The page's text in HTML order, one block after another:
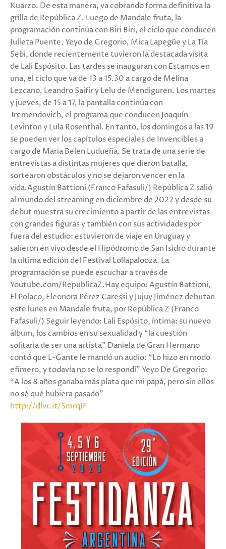
Kuarzo. De esta manera, va cobrando forma definitiva la
grilla de República Z. Luego de Mandale fruta, la
programación continúa con Biri Biri, el ciclo que conducen
Julieta Puente, Yeyo de Gregorio, Mica Lapegüe y La Tía
Sebi, donde recientemente tuvieron la destacada visita
de Lali Espósito. Las tardes se inauguran con Estamos en
una, el ciclo que va de 13 a 15.30 a cargo de Melina
Lezcano, Leandro Saifir y Lelu de Mendiguren. Los martes
y jueves, de 15 a 17, la pantalla continúa con
Tremendovich, el programa que conducen Joaquín
Levinton y Lula Rosenthal. En tanto, los domingos a las 19
se pueden ver los capítulos especiales de Invencibles a
cargo de Maria Belen Ludueña. Se trata de una serie de
entrevistas a distintas mujeres que dieron batalla,
sortearon obstáculos y no se dejaron vencer en la
vida.Agustín Battioni (Franco Fafasuli/) República Z salió
al mundo del streaming en diciembre de 2022 y desde su
debut muestra su crecimiento a partir de las entrevistas
con grandes figuras y también con sus actividades por
fuera del estudio: estuvieron de viaje en Uruguay y
salieron en vivo desde el Hipódromo de San Isidro durante
la ultima edición del Festival Lollapalooza. La
programación se puede escuchar a través de
Youtube.com/RepublicaZ.Hay equipo: Agustín Battioni,
El Polaco, Eleonora Pérez Caressi y Jujuy Jiménez debutan
este lunes en Mandale fruta, por República Z (Franco
Fafasuli/) Seguir leyendo: Lali Espósito, íntima: su nuevo
álbum, los cambios en su sexualidad y “la cuestión
solitaria de ser una artista” Daniela de Gran Hermano
contó que L-Gante le mandó un audio: “Lo hizo en modo
efímero, y todavía no se lo respondí” Yeyo De Gregorio:
“A los 8 años ganaba más plata que mi papá, pero sin ellos
no sé qué hubiera pasado”
http://dlvr.it/SmrqJF